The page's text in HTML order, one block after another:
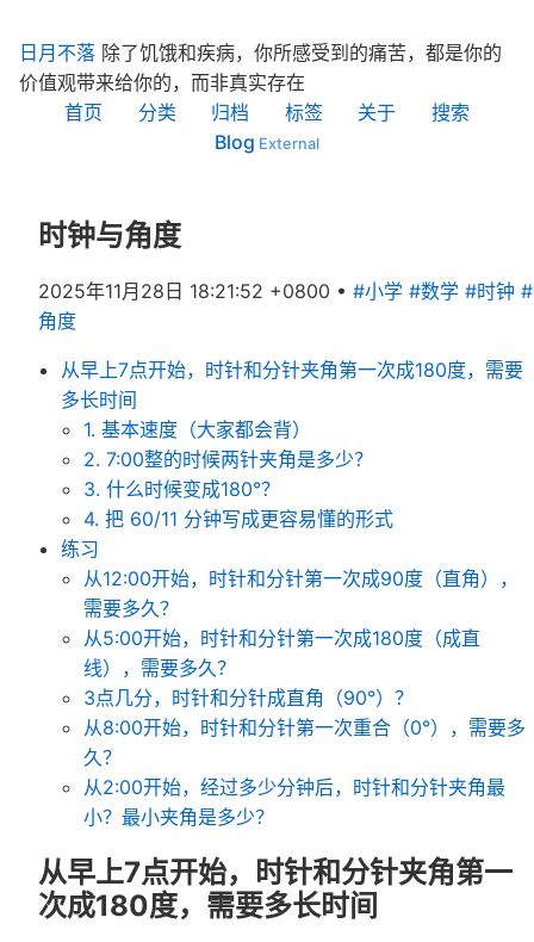
日月不落 除了饥饿和疾病，你所感受到的痛苦，都是你的
价值观带来给你的，而非真实存在
首页
分类 归档 标签 关于
搜索
Blog
时钟与角度
2025年11月28日 18:21:52 +0800 • #小学 #数学 #时钟 #
角度
从早上7点开始，时针和分针夹角第一次成180度，需要
多长时间
1. 基本速度（大家都会背）
2. 7:00整的时候两针夹角是多少？
3. 什么时候变成180°？
4. 把 60/11 分钟写成更容易懂的形式
练习
从12:00开始，时针和分针第一次成90度（直角），
需要多久？
从5:00开始，时针和分针第一次成180度（成直
线），需要多久？
3点几分，时针和分针成直角（90°）？
从8:00开始，时针和分针第一次重合（0°），需要多
久？
从2:00开始，经过多少分钟后，时针和分针夹角最
小？最小夹角是多少？
从早上7点开始，时针和分针夹角第一
次成180度，需要多长时间